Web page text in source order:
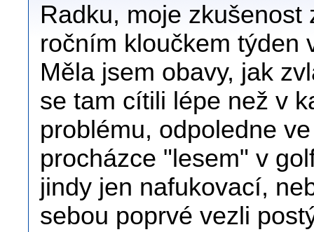
Radku, moje
ročním kloučkem týden
Měla jsem obavy, jak
se tam cítili lépe než v
problému, odpoledne
procházce "lesem" v
jindy jen nafukovací,
sebou poprvé vezli